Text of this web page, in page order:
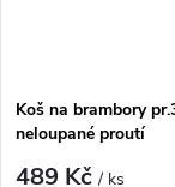
Koš na brambory
neloupané proutí
489 Kč/ ks